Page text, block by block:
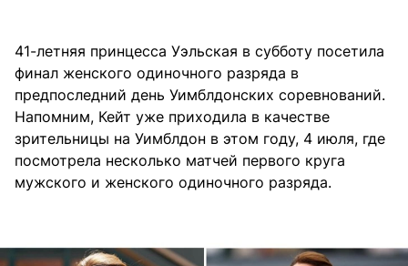
41-летняя принцесса Уэльская в субботу посетила
финал женского одиночного разряда в
предпоследний день Уимблдонских соревнований.
Напомним, Кейт уже приходила в качестве
зрительницы на Уимблдон в этом году, 4 июля, где
посмотрела несколько матчей первого круга
мужского и женского одиночного разряда.